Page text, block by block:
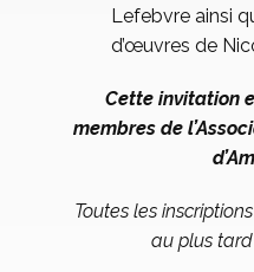
Lefebvre ainsi
d’œuvres de
Cette invitation
membres de
Toutes les
au plus